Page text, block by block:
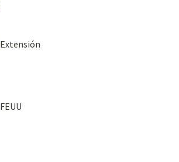
Extensión
FEUU